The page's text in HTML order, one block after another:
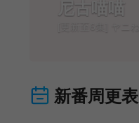
尼古喵喵
新番周更表